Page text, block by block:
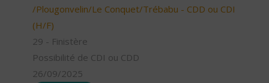
/Plougonvelin/Le Conquet/Trébabu - CDD ou CDI
(H/F)
29 - Finistère
Possibilité de CDI ou CDD
26/09/2025